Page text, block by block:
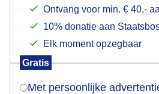
Ontvang voor min. € 40,-
10% donatie aan
Elk moment opzegbaar
Gratis
Met persoonlijke
Indien je hier nog geen
verschijnt er zo een pop-up
Is goed, toon